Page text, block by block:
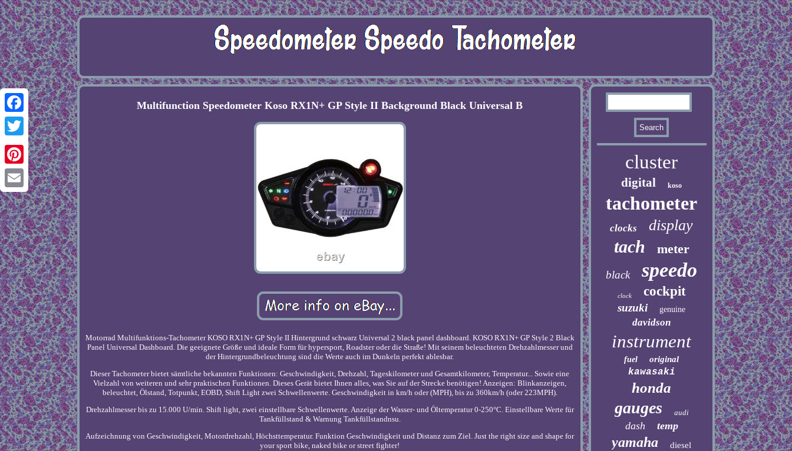
Facebook
Twitter
Pinterest
Email
Multifunction Speedometer Koso RX1N+ GP Style II Background Black Universal B
Motorrad Multifunktions-Tachometer KOSO RX1N+ GP Style II Hintergrund schwarz Universal 2 black panel dashboard. KOSO RX1N+ GP Style 2 Black
Panel Universal Dashboard. Die geeignete Größe und ideale Form für hypersport, Roadster oder die Straße! Mit seinem beleuchteten Drehzahlmesser und
der Hintergrundbeleuchtung sind die Werte auch im Dunkeln perfekt ablesbar.
Dieser Tachometer bietet sämtliche bekannten Funktionen: Geschwindigkeit, Drehzahl, Tageskilometer und Gesamtkilometer, Temperatur... Sowie eine
Vielzahl von weiteren und sehr praktischen Funktionen. Dieses Gerät bietet Ihnen alles, was Sie auf der Strecke benötigen! Anzeigen: Blinkanzeigen,
beleuchtet, Ölstand, Totpunkt, EOBD, Shift Light zwei Schwellenwerte. Geschwindigkeit in km/h oder (MPH), bis zu 360km/h (oder 223MPH).
Drehzahlmesser bis zu 15.000 U/min. Shift light, zwei einstellbare Schwellenwerte. Anzeige der Wasser- und Öltemperatur 0-250°C. Einstellbare Werte für
Tankfüllstand & Warnung Tankfüllstandnsu.
Aufzeichnung von Geschwindigkeit, Motordrehzahl, Höchsttemperatur. Funktion Geschwindigkeit und Distanz zum Ziel. Just the right size and shape for
your sport bike, naked bike or street fighter!
cluster
digital koso
tachometer
clocks display
tach meter
black speedo
clock cockpit
suzuki genuine
davidson
instrument
fuel original
kawasaki
honda
gauges audi
dash temp
yamaha diesel